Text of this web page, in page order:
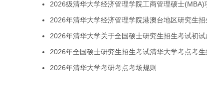
2026级清华大学经济管理学院工商管理硕士(MBA)
2026年清华大学经济管理学院港澳台地区研究生招
2026年清华大学关于全国硕士研究生招生考试初试
2026年全国硕士研究生招生考试清华大学考点考生
2026年清华大学考研考点考场规则